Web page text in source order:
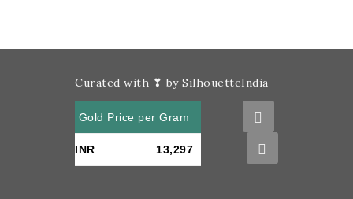
Curated with ❣ by SilhouetteIndia
Gold Price per Gram
INR 13,297